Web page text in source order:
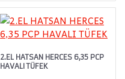
2.EL HATSAN HERCES 6,35 PCP
HAVALI TÜFEK